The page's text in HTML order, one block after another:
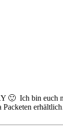
Ich bin
Packeten